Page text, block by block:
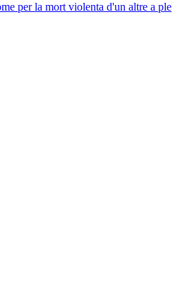
per la mort violenta d'un altre a ple